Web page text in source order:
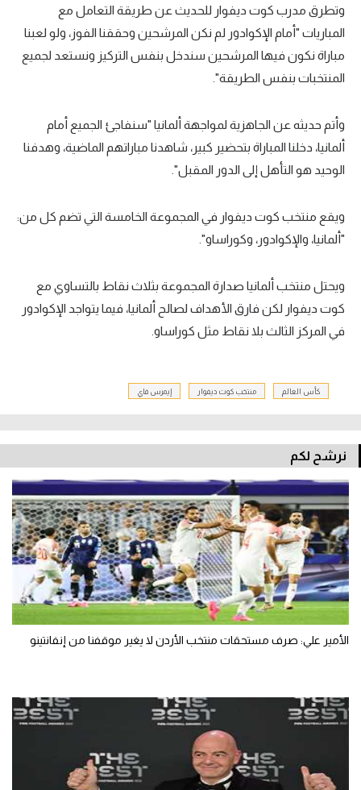
وتطرق مدرب كوت ديفوار للحديث عن طريقة التعامل مع
المباريات "أمام الإكوادور لم نكن المرشحين وحققنا الفوز، ولو لعبنا
مباراة نكون فيها المرشحين سندخل بنفس التركيز ونستعد لجميع
المنتخبات بنفس الطريقة".
وأتم حديثه عن الجاهزية لمواجهة ألمانيا "سنفاجئ الجميع أمام
ألمانيا، دخلنا المباراة بتحضير كبير، شاهدنا مباراتهم الماضية، وهدفنا
الوحيد هو التأهل إلى الدور المقبل".
ويقع منتخب كوت ديفوار في المجموعة الخامسة التي تضم كل من:
"ألمانيا، والإكوادور، وكوراساو".
ويحتل منتخب ألمانيا صدارة المجموعة بثلاث نقاط بالتساوي مع
كوت ديفوار لكن فارق الأهداف لصالح ألمانيا، فيما يتواجد الإكوادور
في المركز الثالث بلا نقاط مثل كوراساو.
كأس العالم منتخب كوت ديفوار إيمرس فاي
نرشح لكم
الأمير علي: صرف مستحقات منتخب الأردن لا يغير موقفنا من إنفانتينو